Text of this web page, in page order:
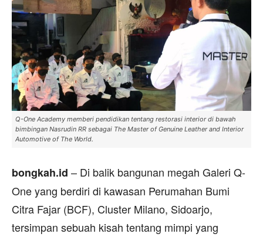
Q-One Academy memberi pendidikan tentang restorasi interior di bawah
bimbingan Nasrudin RR sebagai The Master of Genuine Leather and Interior
Automotive of The World.
bongkah.id – Di balik bangunan megah Galeri Q-
One yang berdiri di kawasan Perumahan Bumi
Citra Fajar (BCF), Cluster Milano, Sidoarjo,
tersimpan sebuah kisah tentang mimpi yang